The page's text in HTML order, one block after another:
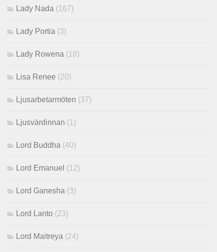
Lady Nada (167)
Lady Portia (3)
Lady Rowena (18)
Lisa Renee (20)
Ljusarbetarmöten (37)
Ljusvärdinnan (1)
Lord Buddha (40)
Lord Emanuel (12)
Lord Ganesha (3)
Lord Lanto (23)
Lord Maitreya (24)